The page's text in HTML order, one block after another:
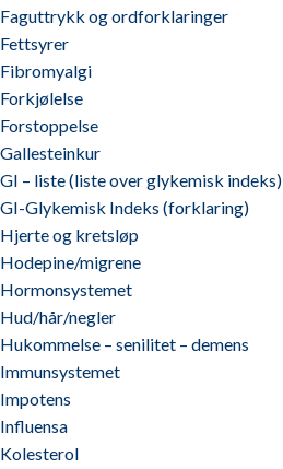
Faguttrykk og ordforklaringer
Fettsyrer
Fibromyalgi
Forkjølelse
Forstoppelse
Gallesteinkur
GI – liste (liste over glykemisk indeks)
GI-Glykemisk Indeks (forklaring)
Hjerte og kretsløp
Hodepine/migrene
Hormonsystemet
Hud/hår/negler
Hukommelse – senilitet – demens
Immunsystemet
Impotens
Influensa
Kolesterol